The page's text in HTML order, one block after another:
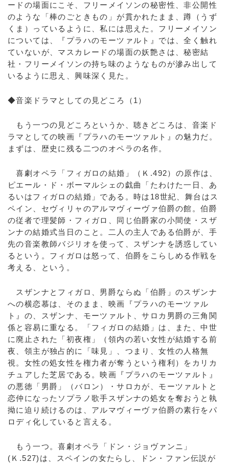
ードの場面にこそ、フリーメイソンの秘密性、非公開性
のような「棒のごときもの」が貫かれたまま、蹲（うず
くま）っているように、私には思えた。フリーメイソン
については、『プラハのモーツァルト』では、全く触れ
ていないが、マスカレードの場面の妖艶さは、秘密結
社・フリーメイソンの持ち味のようなものが滲み出して
いるように思え、興味深く見た。
◆音楽ドラマとしての見どころ（1）
もう一つの見どころというか、聴きどころは、音楽ド
ラマとしての映画『プラハのモーツァルト』の魅力だ。
まずは、歴史に残る二つのオペラの名作。
喜劇オペラ「フィガロの結婚」（Ｋ.492）の原作は、
ピエール・ド・ボーマルシェの戯曲「たわけた一日、あ
るいはフィガロの結婚」である。時は18世紀、舞台はス
ペイン、セヴィリャのアルマヴィーヴァ伯爵の館。伯爵
の従者で理髪師・フィガロ、同じ伯爵家の小間使・スザ
ンナの結婚式当日のこと。二人の主人である伯爵が、手
先の音楽教師バジリオを使って、スザンナを誘惑してい
るという。フィガロは怒って、伯爵をこらしめる作戦を
考える、という。
スザンナとフィガロ、男爵ならぬ「伯爵」のスザンナ
への横恋慕は、そのまま、映画『プラハのモーツァル
ト』の、スザンナ、モーツァルト、サロカ男爵の三角関
係と容易に重なる。「フィガロの結婚」は、また、中世
に廃止された「初夜権」（領内の若い女性が結婚する前
夜、領主が独占的に「味見」、つまり、女性の人格無
視。女性の処女性を権力者が奪うという権利）をカリカ
チュアした芝居である。映画『プラハのモーツァルト』
の悪徳「男爵」（バロン）・サロカが、モーツァルトと
恋仲になったソプラノ歌手スザンナの処女を奪おうと執
拗に迫り続けるのは、アルマヴィーヴァ伯爵の素行をパ
ロディ化していると言える。
もう一つ。喜劇オペラ「ドン・ジョヴァンニ」
(Ｋ.527)は、スペインの女たらし、ドン・ファン伝説が